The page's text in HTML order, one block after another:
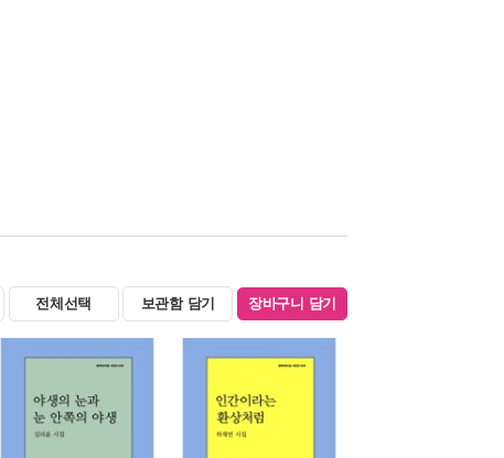
전체선택 보관함 담기 장바구니 담기